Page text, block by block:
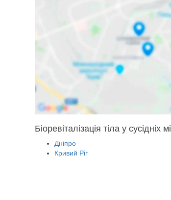
Біоревіталізація тіла у сусідніх
Дніпро
Кривий Ріг